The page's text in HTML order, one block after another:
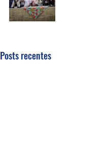
Posts recentes